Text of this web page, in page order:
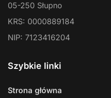
05-250 Słupno
KRS: 0000889184
NIP: 7123416204
Szybkie linki
Strona główna